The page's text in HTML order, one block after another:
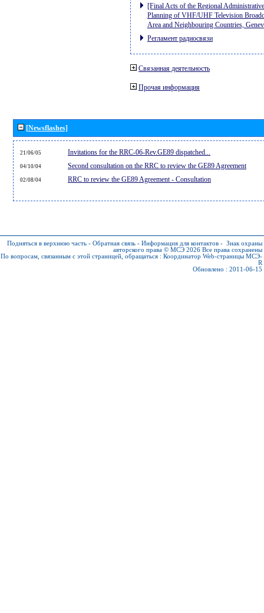
[Final Acts of the Regional
Planning of VHF/UHF Television
Area and Neighbouring Countries,
Регламент радиосвязи
Связанная деятельность
Прочая информация
[Newsflashes]
21/06/05 Invitations for the RRC-06-Rev.GE89 dispatched...
04/10/04 Second consultation on the RRC to review the GE89 Agreement
02/08/04 RRC to review the GE89 Agreement - Consultation
Подняться в верхнюю часть - Обратная связь - Информация для контактов - Знак охраны
авторского права © МСЭ 2026 Все права сохранены
По вопросам, связанным с этой страницей, обращаться : Координатор Web-страницы МСЭ-
R
Обновлено : 2011-06-15